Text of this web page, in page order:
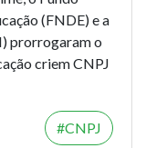
(FNDE) e a
prorrogaram o
criem CNPJ
CNPJ